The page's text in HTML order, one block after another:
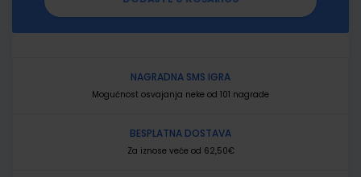
NAGRADNA SMS IGRA
Mogućnost osvajanja neke od 101 nagrade
BESPLATNA DOSTAVA
Za iznose veće od 62,50€